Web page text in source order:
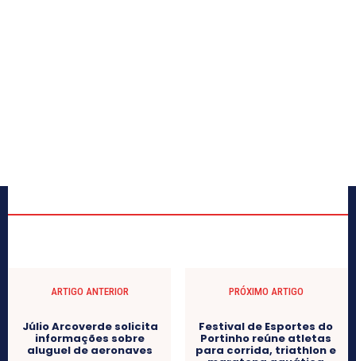
ARTIGO ANTERIOR
Júlio Arcoverde solicita
informações sobre
aluguel de aeronaves
PRÓXIMO ARTIGO
Festival de Esportes do
Portinho reúne atletas
para corrida, triathlon e